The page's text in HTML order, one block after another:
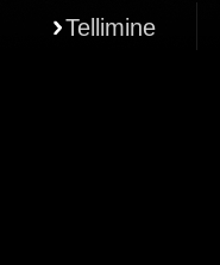
Tellimine